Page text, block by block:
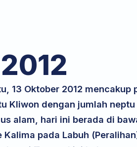
2012
13 Oktober 2012 mencakup
Kliwon dengan jumlah
alam, hari ini berada di
pada Labuh